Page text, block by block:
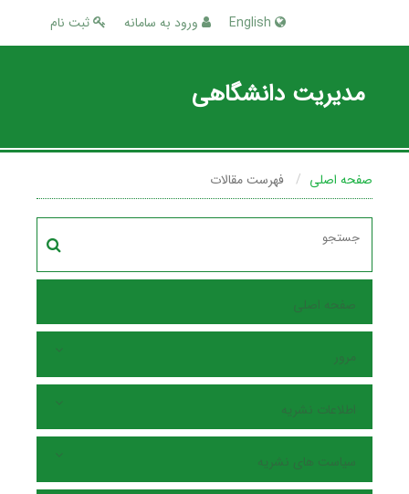
ثبت نام ورود به سامانه
مدیریت دانشگاهی
صفحه اصلی فهرست مقالات
صفحه اصلی
مرور
اطلاعات نشریه
سیاست های نشریه